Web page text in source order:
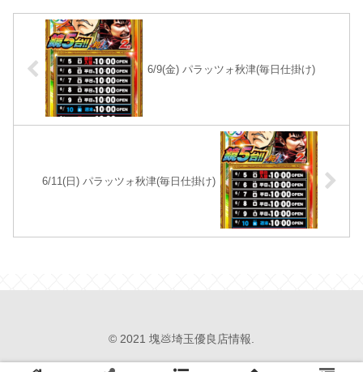
6/9(金) パラッツォ秋津(毎日仕掛け)
6/11(日) パラッツォ秋津(毎日仕掛け)
© 2021 塊💩埼玉優良店情報.